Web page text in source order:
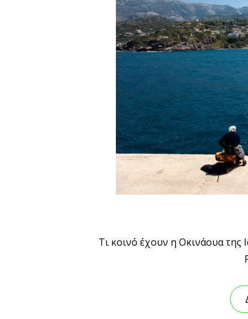
Τι κοινό έχουν η Οκινάουα της